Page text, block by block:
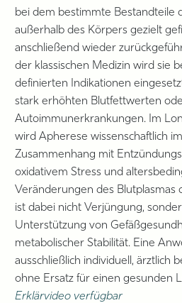
bei dem bestimmte Bestandteile
außerhalb des Körpers gezielt
anschließend wieder
der klassischen Medizin wird sie
definierten Indikationen
stark erhöhten Blutfettwerten
Autoimmunerkrankungen. Im
wird Apherese wissenschaftlich im
Zusammenhang mit
oxidativem Stress und
Veränderungen des Blutplasmas
ist dabei nicht Verjüngung,
Unterstützung von
metabolischer Stabilität. Eine
ausschließlich individuell, ärztlich
ohne Ersatz für einen gesunden
Erklärvideo verfügbar